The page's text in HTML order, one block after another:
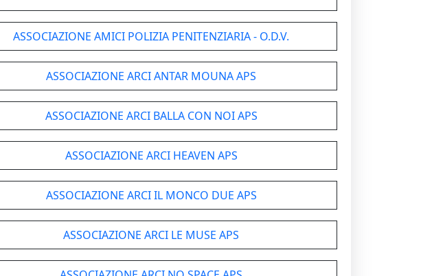
ASSOCIAZIONE AMICI POLIZIA PENITENZIARIA - O.D.V.
ASSOCIAZIONE ARCI ANTAR MOUNA APS
ASSOCIAZIONE ARCI BALLA CON NOI APS
ASSOCIAZIONE ARCI HEAVEN APS
ASSOCIAZIONE ARCI IL MONCO DUE APS
ASSOCIAZIONE ARCI LE MUSE APS